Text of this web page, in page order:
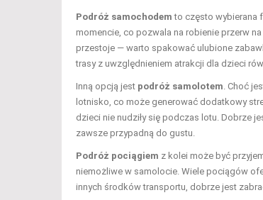
Podróż samochodem to często wybierana
momencie, co pozwala na robienie przerw
przestoje — warto spakować ulubione
trasy z uwzględnieniem atrakcji dla dzieci
Inną opcją jest podróż samolotem . Choć
lotnisko, co może generować dodatkowy
dzieci nie nudziły się podczas lotu. Dobrze
zawsze przypadną do gustu.
Podróż pociągiem z kolei może być
niemożliwe w samolocie. Wiele pociągów
innych środków transportu, dobrze jest